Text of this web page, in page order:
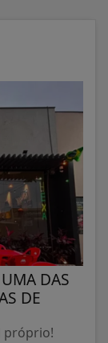
DAS
DE
próprio!